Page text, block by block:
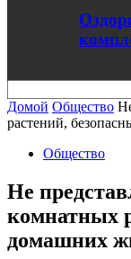
Домой Общество
растений,
Общество
Не
комнатных
домашних